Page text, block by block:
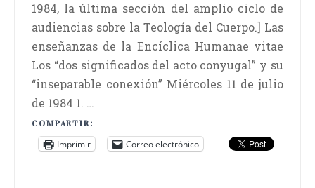
1984, la última sección del amplio ciclo de
audiencias sobre la Teología del Cuerpo.] Las
enseñanzas de la Encíclica Humanae vitae
Los “dos significados del acto conyugal” y su
“inseparable conexión” Miércoles 11 de julio
de 1984 1. …
COMPARTIR:
Imprimir Correo electrónico